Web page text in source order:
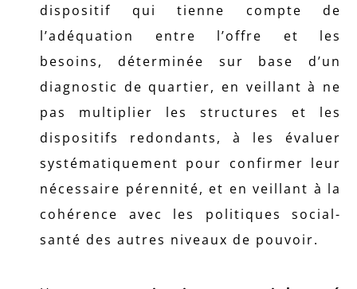
dispositif qui tienne compte de
l’adéquation entre l’offre et les
besoins, déterminée sur base d’un
diagnostic de quartier, en veillant à ne
pas multiplier les structures et les
dispositifs redondants, à les évaluer
systématiquement pour confirmer leur
nécessaire pérennité, et en veillant à la
cohérence avec les politiques social-
santé des autres niveaux de pouvoir.